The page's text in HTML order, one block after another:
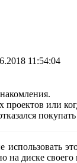
11:54:04
или
использовать
на диске